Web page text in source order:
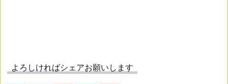
よろしければシェアお願いします